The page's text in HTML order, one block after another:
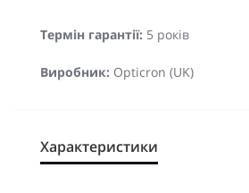
Термін гарантії: 5 років
Виробник: Opticron (UK)
Характеристики